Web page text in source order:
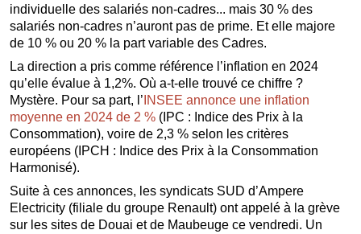
individuelle des salariés non-cadres... mais 30 % des
salariés non-cadres n’auront pas de prime. Et elle majore
de 10 % ou 20 % la part variable des Cadres.
La direction a pris comme référence l’inflation en 2024
qu’elle évalue à 1,2%. Où a-t-elle trouvé ce chiffre ?
Mystère. Pour sa part, l’ INSEE annonce une inflation
moyenne en 2024 de 2 %(IPC : Indice des Prix à la
Consommation), voire de 2,3 % selon les critères
européens (IPCH : Indice des Prix à la Consommation
Harmonisé).
Suite à ces annonces, les syndicats SUD d’Ampere
Electricity (filiale du groupe Renault) ont appelé à la grève
sur les sites de Douai et de Maubeuge ce vendredi. Un